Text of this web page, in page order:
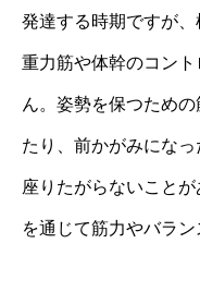
発達する時期ですが
重力筋や体幹のコン
ん。姿勢を保つため
たり、前かがみにな
座りたがらないこと
を通じて筋力やバラ